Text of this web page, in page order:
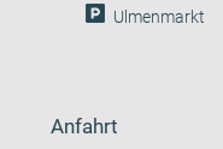
Ulmenmarkt
Anfahrt